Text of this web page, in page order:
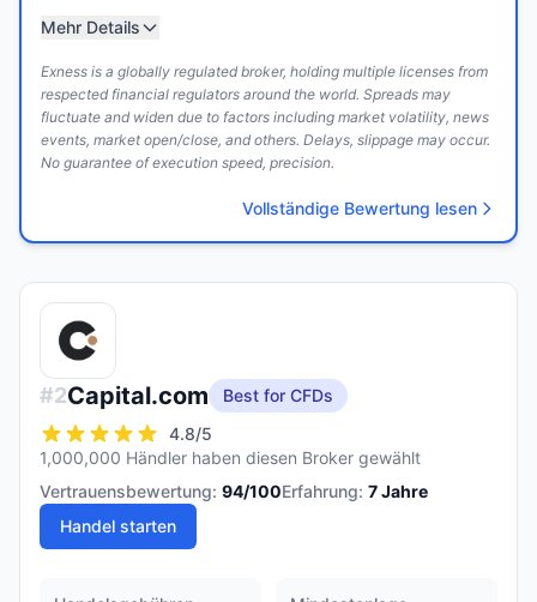
Mehr Details
Exness is a globally regulated broker, holding multiple licenses from
respected financial regulators around the world. Spreads may
fluctuate and widen due to factors including market volatility, news
events, market open/close, and others. Delays, slippage may occur.
No guarantee of execution speed, precision.
Vollständige Bewertung lesen
#2Capital.com
Best for CFDs
4.8/5
1,000,000 Händler haben diesen Broker gewählt
Vertrauensbewertung: 94/100Erfahrung: 7Jahre
Handel starten